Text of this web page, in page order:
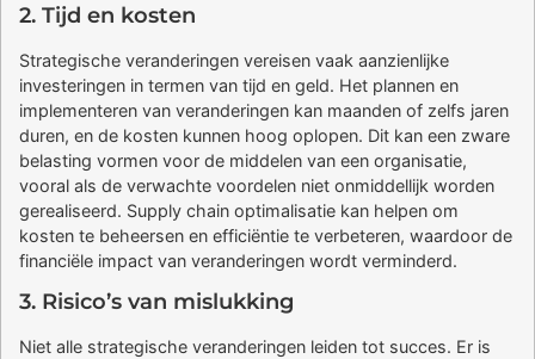
2. Tijd en kosten
Strategische veranderingen vereisen vaak aanzienlijke
investeringen in termen van tijd en geld. Het plannen en
implementeren van veranderingen kan maanden of zelfs jaren
duren, en de kosten kunnen hoog oplopen. Dit kan een zware
belasting vormen voor de middelen van een organisatie,
vooral als de verwachte voordelen niet onmiddellijk worden
gerealiseerd. Supply chain optimalisatie kan helpen om
kosten te beheersen en efficiëntie te verbeteren, waardoor de
financiële impact van veranderingen wordt verminderd.
3. Risico’s van mislukking
Niet alle strategische veranderingen leiden tot succes. Er is